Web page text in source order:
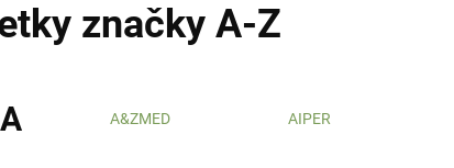
značky A-Z
A A&ZMED AIPER